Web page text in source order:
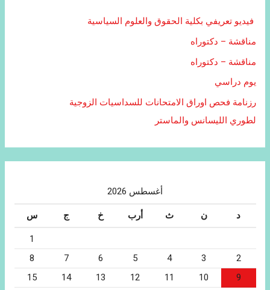
فيديو تعريفي بكلية الحقوق والعلوم السياسية
مناقشة – دكتوراه
مناقشة – دكتوراه
يوم دراسي
رزنامة فحص اوراق الامتحانات للسداسيات الزوجية
لطوري الليسانس والماستر
أغسطس 2026
د ن ث أرب خ ج س
1
2
3
4
5
6
7
8
9
10
11
12
13
14
15